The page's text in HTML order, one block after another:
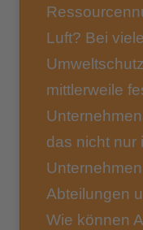
Luft? Bei
mittlerweile
das nicht nur
Abteilungen
Wie können